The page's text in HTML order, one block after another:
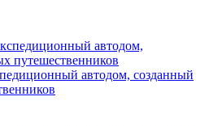
автодом, созданный